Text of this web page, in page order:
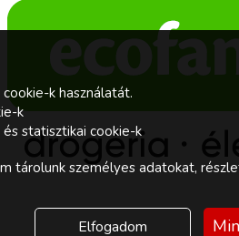
k használatát.
k
statisztikai cookie-k
tárolunk személyes adatokat,
Elfogadom